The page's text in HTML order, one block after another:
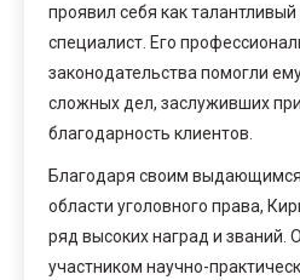
проявил себя как
специалист. Его
законодательства помогли
сложных дел, заслуживших
благодарность клиентов.
Благодаря своим
области уголовного права,
ряд высоких наград и званий.
участником научно-